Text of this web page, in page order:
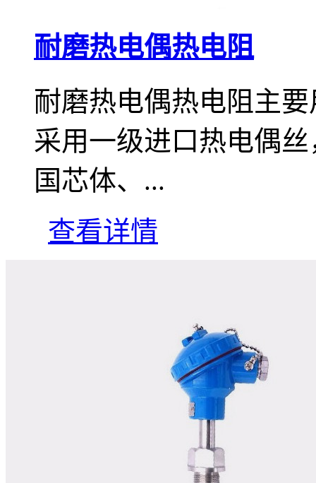
耐磨热电偶热电阻
耐磨热电偶热电阻主
采用一级进口热电偶
国芯体、...
查看详情